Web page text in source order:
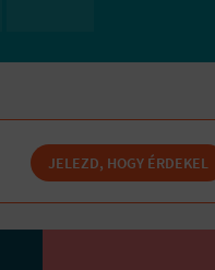
JELEZD, HOGY ÉRDEKEL